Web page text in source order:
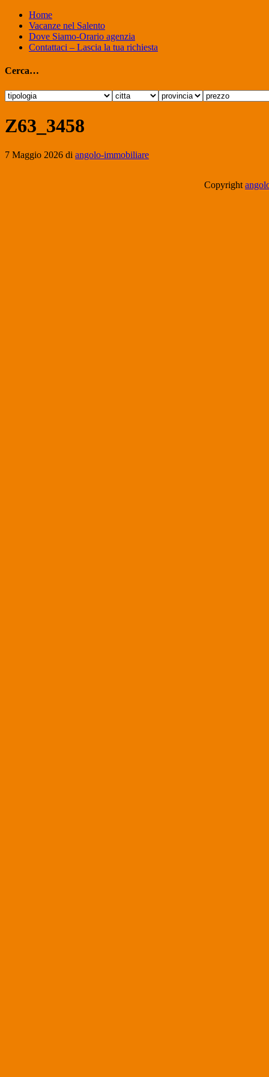
Home
Vacanze nel Salento
Dove Siamo-Orario agenzia
Contattaci – Lascia la tua richiesta
Cerca…
Z63_3458
7 Maggio 2026 di angolo-immobiliare
Copyright